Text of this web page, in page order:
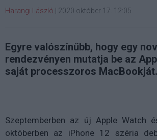
Harangi László 2020 október 17. 12:05
Egyre valószínűbb, hogy egy
rendezvényen mutatja be az
saját processzoros MacBookját.
Szeptemberben az új Apple Watch
októberben az iPhone 12 széria